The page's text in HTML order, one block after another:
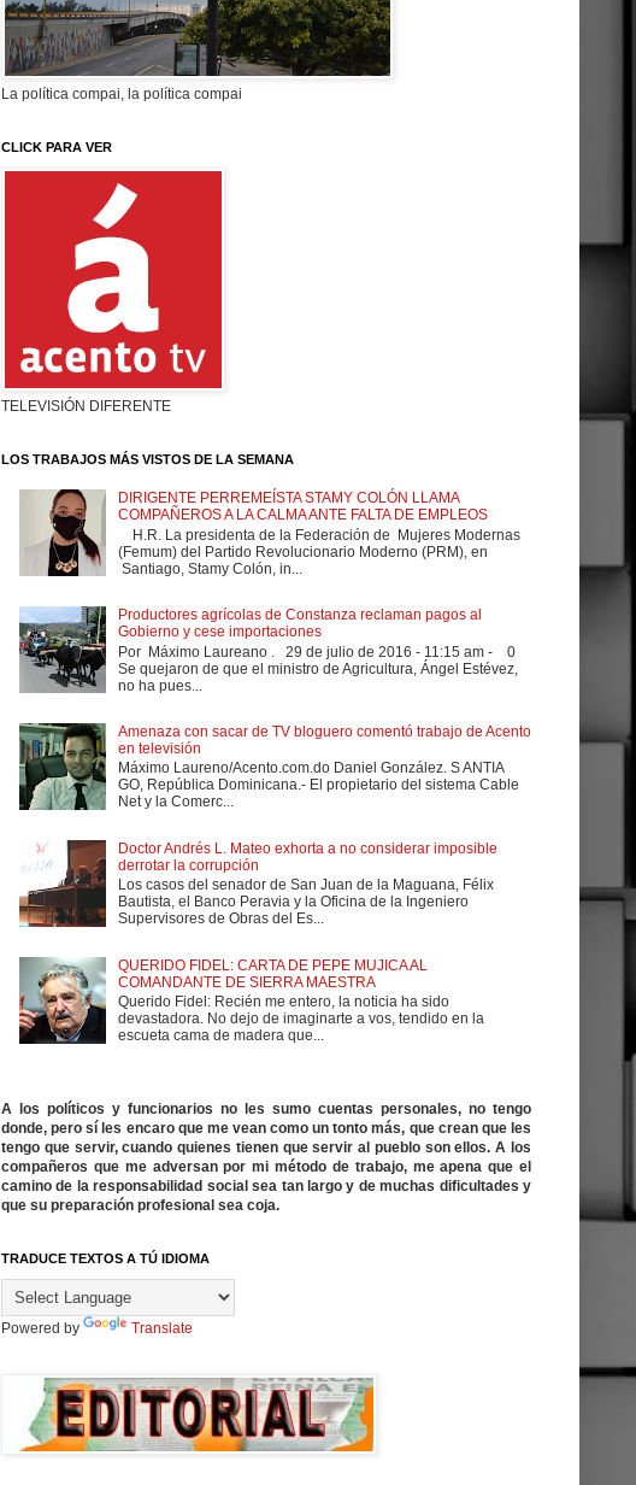
La política compai, la política compai
CLICK PARA VER
TELEVISIÓN DIFERENTE
LOS TRABAJOS MÁS VISTOS DE LA SEMANA
DIRIGENTE PERREMEÍSTA STAMY COLÓN LLAMA
COMPAÑEROS A LA CALMA ANTE FALTA DE EMPLEOS
H.R. La presidenta de la Federación de Mujeres Modernas
(Femum) del Partido Revolucionario Moderno (PRM), en
Santiago, Stamy Colón, in...
Productores agrícolas de Constanza reclaman pagos al
Gobierno y cese importaciones
Por Máximo Laureano . 29 de julio de 2016 - 11:15 am - 0
Se quejaron de que el ministro de Agricultura, Ángel Estévez,
no ha pues...
Amenaza con sacar de TV bloguero comentó trabajo de Acento
en televisión
Máximo Laureno/Acento.com.do Daniel González. S ANTIA
GO, República Dominicana.- El propietario del sistema Cable
Net y la Comerc...
Doctor Andrés L. Mateo exhorta a no considerar imposible
derrotar la corrupción
Los casos del senador de San Juan de la Maguana, Félix
Bautista, el Banco Peravia y la Oficina de la Ingeniero
Supervisores de Obras del Es...
QUERIDO FIDEL: CARTA DE PEPE MUJICA AL
COMANDANTE DE SIERRA MAESTRA
Querido Fidel: Recién me entero, la noticia ha sido
devastadora. No dejo de imaginarte a vos, tendido en la
escueta cama de madera que...
A los políticos y funcionarios no les sumo cuentas personales, no tengo
donde, pero sí les encaro que me vean como un tonto más, que crean que les
tengo que servir, cuando quienes tienen que servir al pueblo son ellos. A los
compañeros que me adversan por mi método de trabajo, me apena que el
camino de la responsabilidad social sea tan largo y de muchas dificultades y
que su preparación profesional sea coja.
TRADUCE TEXTOS A TÚ IDIOMA
Powered by Translate